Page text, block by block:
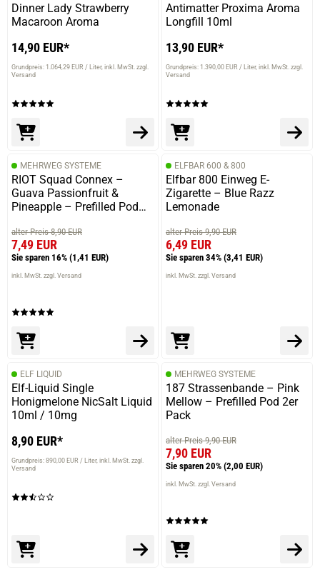
Dinner Lady Strawberry
Macaroon Aroma
14,90 EUR*
Grundpreis: 1.064,29 EUR / Liter inkl. MwSt. zzgl.
Versand
Antimatter Proxima Aroma
Longfill 10ml
13,90 EUR*
Grundpreis: 1.390,00 EUR / Liter inkl. MwSt. zzgl.
Versand
MEHRWEG SYSTEME
RIOT Squad Connex –
Guava Passionfruit &
Pineapple – Prefilled Pod
alter Preis 8,90 EUR
7,49 EUR
Sie sparen 16% (1,41 EUR)
inkl. MwSt. zzgl. Versand
ELFBAR 600 & 800
Elfbar 800 Einweg E-
Zigarette – Blue Razz
Lemonade
alter Preis 9,90 EUR
6,49 EUR
Sie sparen 34% (3,41 EUR)
inkl. MwSt. zzgl. Versand
ELF LIQUID
Elf-Liquid Single
Honigmelone NicSalt Liquid
10ml / 10mg
8,90 EUR*
Grundpreis: 890,00 EUR / Liter inkl. MwSt. zzgl.
Versand
MEHRWEG SYSTEME
187 Strassenbande – Pink
Mellow – Prefilled Pod 2er
Pack
alter Preis 9,90 EUR
7,90 EUR
Sie sparen 20% (2,00 EUR)
inkl. MwSt. zzgl. Versand